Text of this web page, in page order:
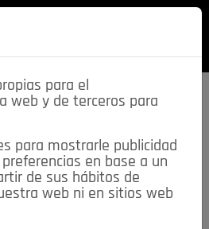
descarga esta
REVISTA
para el
web y de terceros para
para mostrarle publicidad
en base a un
de sus hábitos de
web ni en sitios web